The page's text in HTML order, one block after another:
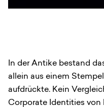
In der Antike bestand
allein aus einem
aufdrückte. Kein
Corporate Identities von